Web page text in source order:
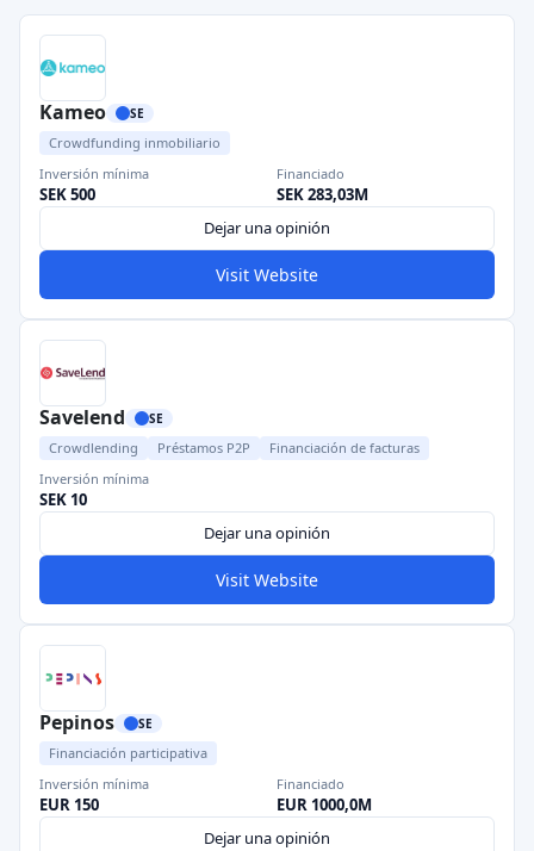
Kameo SE
Crowdfunding inmobiliario
Inversión mínima
SEK 500
Financiado
SEK 283,03M
Dejar una opinión
Visit Website
Savelend SE
Crowdlending Préstamos P2P
Financiación de facturas
Inversión mínima
SEK 10
Dejar una opinión
Visit Website
Pepinos SE
Financiación participativa
Inversión mínima
EUR 150
Financiado
EUR 1000,0M
Dejar una opinión